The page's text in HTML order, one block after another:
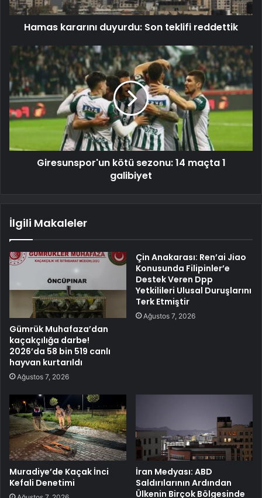
Hamas kararını duyurdu: Son teklifi reddettik
Giresunspor'un kötü sezonu: 14 maçta 1
galibiyet
İlgili Makaleler
Gümrük Muhafaza’dan
kaçakçılığa darbe!
2026’da 58 bin 519 canlı
hayvan kurtarıldı
Ağustos 7, 2026
Çin Anakarası: Ren’ai Jiao
Konusunda Filipinler’e
Destek Veren Dpp
Yetkilileri Ulusal Duruşlarını
Terk Etmiştir
Ağustos 7, 2026
Muradiye’de Kaçak İnci
Kefali Denetimi
İran Medyası: ABD
Saldırılarının Ardından
Ülkenin Birçok Bölgesinde